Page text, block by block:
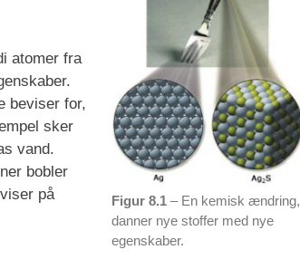
Figur 8.1 – En kemisk ændring,
danner nye stoffer med nye
egenskaber.
atomer fra
beviser for,
sker
vand.
bobler
på